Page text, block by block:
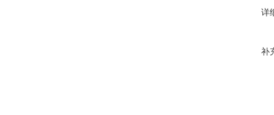
详
补